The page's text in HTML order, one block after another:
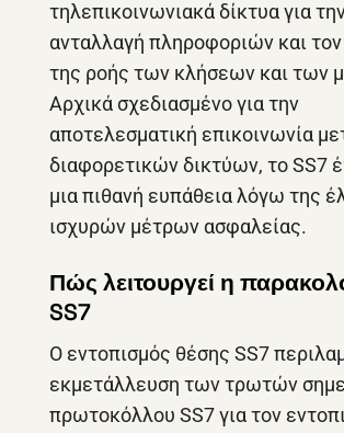
τηλεπικοινωνιακά δίκτυα για
ανταλλαγή πληροφοριών και
της ροής των κλήσεων και των
Αρχικά σχεδιασμένο για την
αποτελεσματική επικοινωνία
διαφορετικών δικτύων, το SS7
μια πιθανή ευπάθεια λόγω της
ισχυρών μέτρων ασφαλείας.
Πώς λειτουργεί η
SS7
Ο εντοπισμός θέσης SS7
εκμετάλλευση των τρωτών
πρωτοκόλλου SS7 για τον